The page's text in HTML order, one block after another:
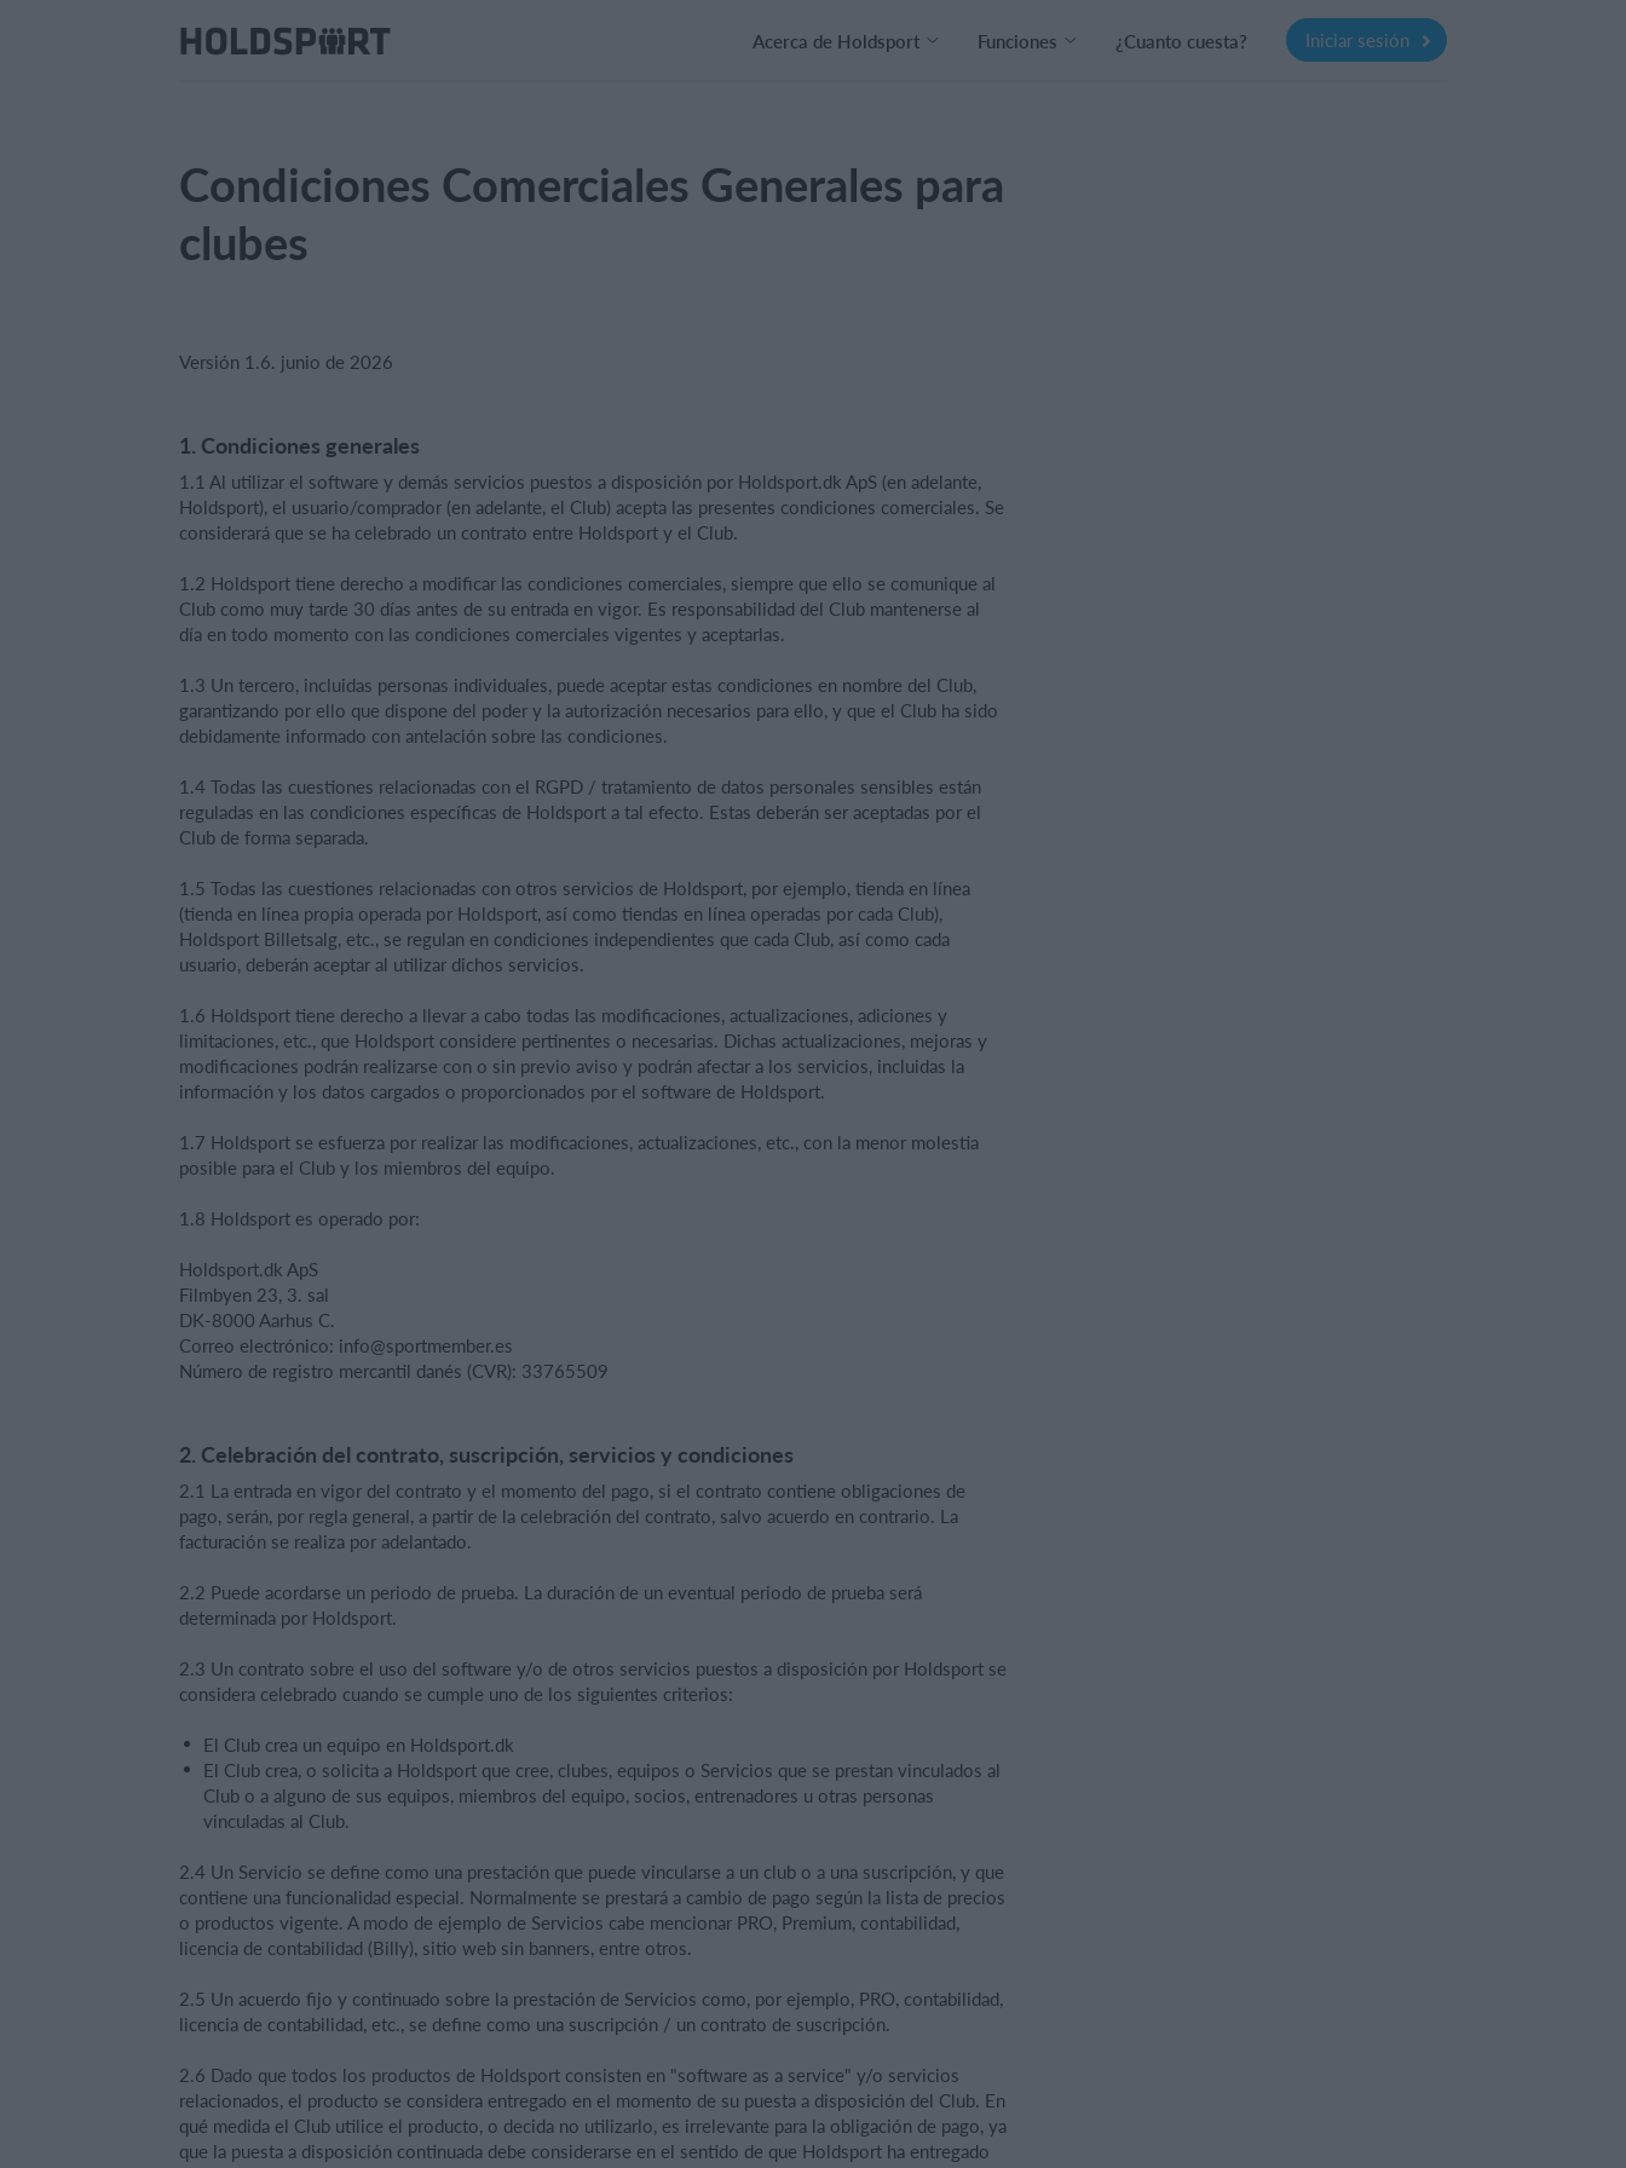
Acerca de Holdsport Funciones ¿Cuanto cuesta? Iniciar sesión
Condiciones Comerciales Generales para
clubes
Versión 1.6. junio de 2026
1. Condiciones generales
1.1 Al utilizar el software y demás servicios puestos a disposición por Holdsport.dk ApS (en adelante,
Holdsport), el usuario/comprador (en adelante, el Club) acepta las presentes condiciones comerciales. Se
considerará que se ha celebrado un contrato entre Holdsport y el Club.
1.2 Holdsport tiene derecho a modificar las condiciones comerciales, siempre que ello se comunique al
Club como muy tarde 30 días antes de su entrada en vigor. Es responsabilidad del Club mantenerse al
día en todo momento con las condiciones comerciales vigentes y aceptarlas.
1.3 Un tercero, incluidas personas individuales, puede aceptar estas condiciones en nombre del Club,
garantizando por ello que dispone del poder y la autorización necesarios para ello, y que el Club ha sido
debidamente informado con antelación sobre las condiciones.
1.4 Todas las cuestiones relacionadas con el RGPD / tratamiento de datos personales sensibles están
reguladas en las condiciones específicas de Holdsport a tal efecto. Estas deberán ser aceptadas por el
Club de forma separada.
1.5 Todas las cuestiones relacionadas con otros servicios de Holdsport, por ejemplo, tienda en línea
(tienda en línea propia operada por Holdsport, así como tiendas en línea operadas por cada Club),
Holdsport Billetsalg, etc., se regulan en condiciones independientes que cada Club, así como cada
usuario, deberán aceptar al utilizar dichos servicios.
1.6 Holdsport tiene derecho a llevar a cabo todas las modificaciones, actualizaciones, adiciones y
limitaciones, etc., que Holdsport considere pertinentes o necesarias. Dichas actualizaciones, mejoras y
modificaciones podrán realizarse con o sin previo aviso y podrán afectar a los servicios, incluidas la
información y los datos cargados o proporcionados por el software de Holdsport.
1.7 Holdsport se esfuerza por realizar las modificaciones, actualizaciones, etc., con la menor molestia
posible para el Club y los miembros del equipo.
1.8 Holdsport es operado por:
Holdsport.dk ApS
Filmbyen 23, 3. sal
DK-8000 Aarhus C.
Correo electrónico: info@sportmember.es
Número de registro mercantil danés (CVR): 33765509
2. Celebración del contrato, suscripción, servicios y condiciones
2.1 La entrada en vigor del contrato y el momento del pago, si el contrato contiene obligaciones de
pago, serán, por regla general, a partir de la celebración del contrato, salvo acuerdo en contrario. La
facturación se realiza por adelantado.
2.2 Puede acordarse un periodo de prueba. La duración de un eventual periodo de prueba será
determinada por Holdsport.
2.3 Un contrato sobre el uso del software y/o de otros servicios puestos a disposición por Holdsport se
considera celebrado cuando se cumple uno de los siguientes criterios:
El Club crea un equipo en Holdsport.dk
El Club crea, o solicita a Holdsport que cree, clubes, equipos o Servicios que se prestan vinculados al
Club o a alguno de sus equipos, miembros del equipo, socios, entrenadores u otras personas
vinculadas al Club.
2.4 Un Servicio se define como una prestación que puede vincularse a un club o a una suscripción, y que
contiene una funcionalidad especial. Normalmente se prestará a cambio de pago según la lista de precios
o productos vigente. A modo de ejemplo de Servicios cabe mencionar PRO, Premium, contabilidad,
licencia de contabilidad (Billy), sitio web sin banners, entre otros.
2.5 Un acuerdo fijo y continuado sobre la prestación de Servicios como, por ejemplo, PRO, contabilidad,
licencia de contabilidad, etc., se define como una suscripción / un contrato de suscripción.
2.6 Dado que todos los productos de Holdsport consisten en "software as a service" y/o servicios
relacionados, el producto se considera entregado en el momento de su puesta a disposición del Club. En
qué medida el Club utilice el producto, o decida no utilizarlo, es irrelevante para la obligación de pago, ya
que la puesta a disposición continuada debe considerarse en el sentido de que Holdsport ha entregado